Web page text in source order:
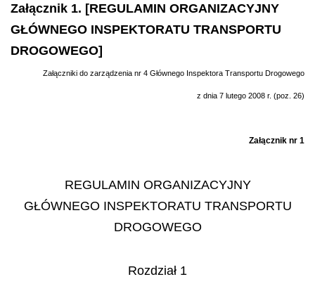
Załącznik 1. [REGULAMIN ORGANIZACYJNY
GŁÓWNEGO INSPEKTORATU TRANSPORTU
DROGOWEGO]
Załączniki do zarządzenia nr 4 Głównego Inspektora Transportu Drogowego
z dnia 7 lutego 2008 r. (poz. 26)
Załącznik nr 1
REGULAMIN ORGANIZACYJNY
GŁÓWNEGO INSPEKTORATU TRANSPORTU
DROGOWEGO
Rozdział 1